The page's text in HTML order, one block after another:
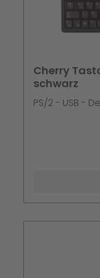
Cherry
schwarz
PS/2 - USB -